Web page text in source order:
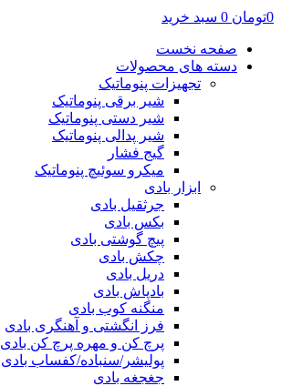
0تومان 0 سبد خرید
صفحه نخست
دسته های محصولات
تجهیزات پنوماتیک
شیر برقی پنوماتیک
شیر دستی پنوماتیک
شیر پدالی پنوماتیک
گیج فشار
میکرو سوئیچ پنوماتیک
ابزار بادی
جرثقیل بادی
بکس بادی
پیچ گوشتی بادی
چکش بادی
دریل بادی
بادپاش بادی
منگنه کوب بادی
فرز انگشتی و آهنگری بادی
پرچ کن و مهره پرچ کن بادی
پولیشر/سنباده/کفساب بادی
جغجغه بادی